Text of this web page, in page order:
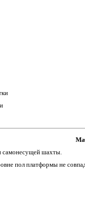
самонесущей шахты.
пол платформы не